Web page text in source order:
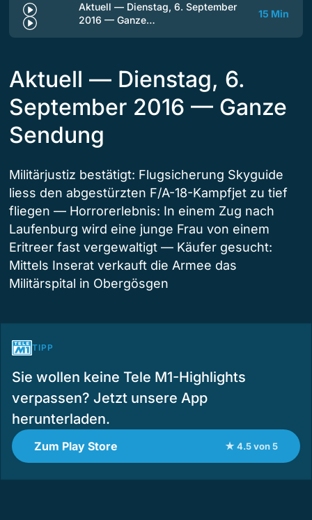
Aktuell — Dienstag, 6. September
2016 — Ganze…
15 Min
Aktuell — Dienstag, 6.
September 2016 — Ganze
Sendung
Militärjustiz bestätigt: Flugsicherung Skyguide
liess den abgestürzten F/A-18-Kampfjet zu tief
fliegen — Horrorerlebnis: In einem Zug nach
Laufenburg wird eine junge Frau von einem
Eritreer fast vergewaltigt — Käufer gesucht:
Mittels Inserat verkauft die Armee das
Militärspital in Obergösgen
TIPP
Sie wollen keine Tele M1-Highlights
verpassen? Jetzt unsere App
herunterladen.
Zum Play Store ★ 4.5 von 5